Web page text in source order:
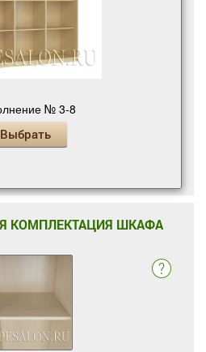
№ 3-8
Выбрать
КОМПЛЕКТАЦИЯ ШКАФА